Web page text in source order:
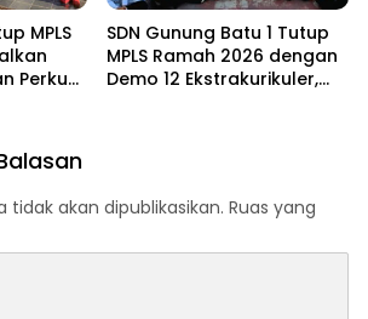
MPLS
Perkuat
SDN Gunung Batu 1 Tutup
MPLS Ramah 2026 dengan
Demo 12 Ekstrakurikuler,
tidak akan dipublikasikan. Ruas yang